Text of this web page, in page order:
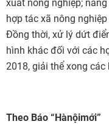
xuất nông nghiệp;
hợp tác xã nông
Đồng thời, xử lý dứt
hình khác đối với các
2018, giải thể xong
Theo Báo “Hànộimới”